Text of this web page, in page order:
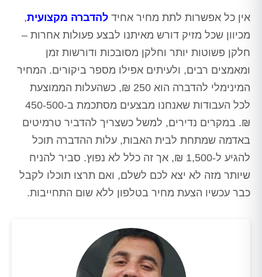
אין כל אפשרות לתת מחיר אחיד להדברה מקצועית,
מכיוון שכל מזיק דורש מאיתנו לבצע פעולות אחרות –
חלקן פשוטות יותר וחלקן מסובכות ודורשות זמן
ומאמצים רבים, ולעיתים אפילו מספר ביקורים. המחיר
המינימלי להדברה הוא 250 ₪, כשהעלות הממוצעת
לכל העבודות שאנחנו מבצעים מסתכמת ב-450-500
₪. במקרים נדירים, למשל כשצריך להדביר טרמיטים
באדמה שמתחת לבית האבות, עלות ההדברה תוכל
להגיע ל-1,500 ₪, אך זה כלל לא נפוץ. סביר להניח
שיותר מזה לא יצא לכם לשלם, ואם תרצו תוכלו לקבל
כבר עכשיו הצעת מחיר בטלפון ללא שום התחייבות.